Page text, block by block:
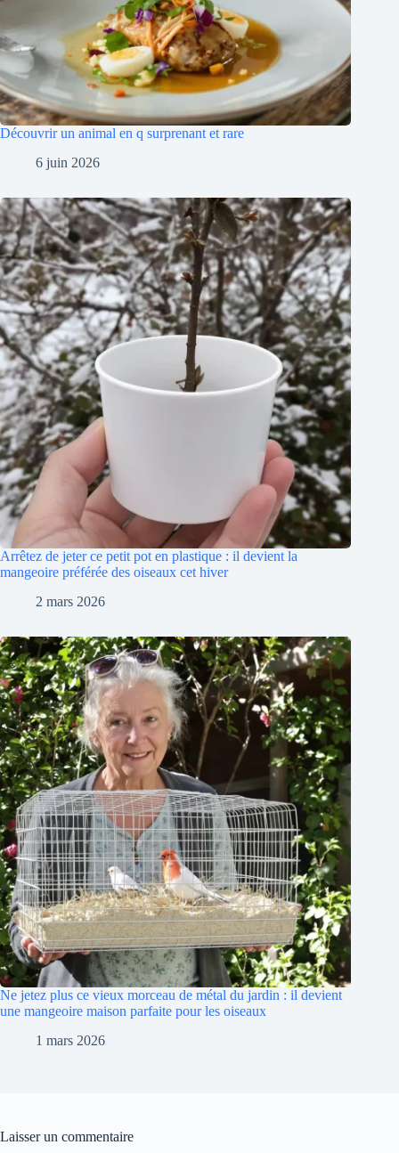
Découvrir un animal en q surprenant et rare
6 juin 2026
Arrêtez de jeter ce petit pot en plastique : il devient la
mangeoire préférée des oiseaux cet hiver
2 mars 2026
Ne jetez plus ce vieux morceau de métal du jardin : il devient
une mangeoire maison parfaite pour les oiseaux
1 mars 2026
Laisser un commentaire